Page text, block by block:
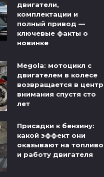
двигатели,
комплектации и
полный привод —
ключевые факты о
новинке
Megola: мотоцикл с
двигателем в колесе
возвращается в центр
внимания спустя сто
лет
Присадки к бензину:
какой эффект они
оказывают на топливо
и работу двигателя